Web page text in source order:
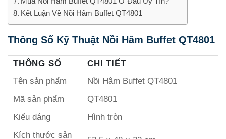
Kết Luận Về Nồi Hâm Buffet QT4801
Thông Số Kỹ Thuật Nồi Hâm Buffet QT4801
THÔNG SỐ
CHI TIẾT
Tên sản phẩm
Nồi Hâm Buffet QT4801
Mã sản phẩm
QT4801
Kiểu dáng
Hình tròn
Kích thước sản